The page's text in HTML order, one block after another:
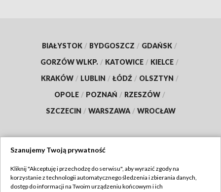
BIAŁYSTOK / BYDGOSZCZ / GDAŃSK /
GORZÓW WLKP. / KATOWICE / KIELCE /
KRAKÓW / LUBLIN / ŁÓDŹ / OLSZTYN /
OPOLE / POZNAŃ / RZESZÓW /
SZCZECIN / WARSZAWA / WROCŁAW
TVP
Szanujemy Twoją prywatność
Kliknij "Akceptuję i przechodzę do serwisu", aby wyrazić zgody na
korzystanie z technologii automatycznego śledzenia i zbierania danych,
dostęp do informacji na Twoim urządzeniu końcowym i ich